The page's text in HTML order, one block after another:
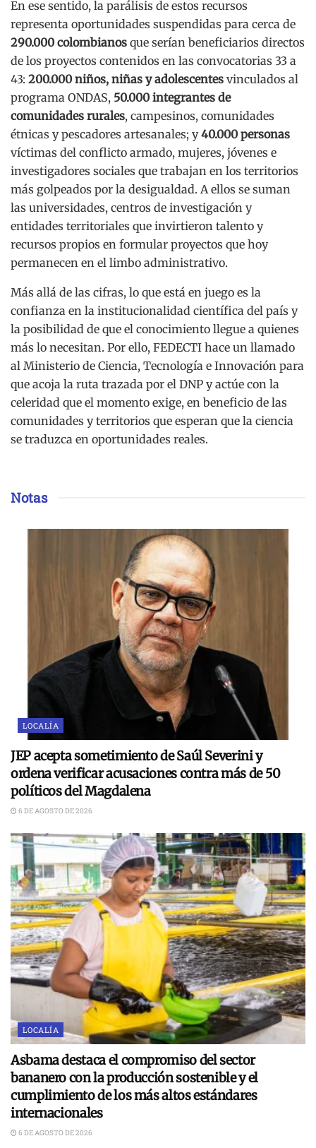
En ese sentido, la parálisis de estos recursos
representa oportunidades suspendidas para cerca de
290.000 colombianos que serían beneficiarios directos
de los proyectos contenidos en las convocatorias 33 a
43: 200.000 niños, niñas y adolescentes vinculados al
programa ONDAS, 50.000 integrantes de
comunidades rurales, campesinos, comunidades
étnicas y pescadores artesanales; y40.000 personas
víctimas del conflicto armado, mujeres, jóvenes e
investigadores sociales que trabajan en los territorios
más golpeados por la desigualdad. A ellos se suman
las universidades, centros de investigación y
entidades territoriales que invirtieron talento y
recursos propios en formular proyectos que hoy
permanecen en el limbo administrativo.
Más allá de las cifras, lo que está en juego es la
confianza en la institucionalidad científica del país y
la posibilidad de que el conocimiento llegue a quienes
más lo necesitan. Por ello, FEDECTI hace un llamado
al Ministerio de Ciencia, Tecnología e Innovación para
que acoja la ruta trazada por el DNP y actúe con la
celeridad que el momento exige, en beneficio de las
comunidades y territorios que esperan que la ciencia
se traduzca en oportunidades reales.
Notas
LOCALÍA
JEP acepta sometimiento de Saúl Severini y
ordena verificar acusaciones contra más de 50
políticos del Magdalena
6 DE AGOSTO DE 2026
LOCALÍA
Asbama destaca el compromiso del sector
bananero con la producción sostenible y el
cumplimiento de los más altos estándares
internacionales
6 DE AGOSTO DE 2026